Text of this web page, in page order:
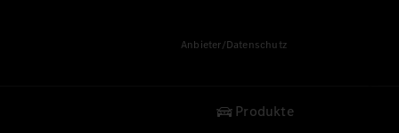
Anbieter/Datenschutz
Produkte